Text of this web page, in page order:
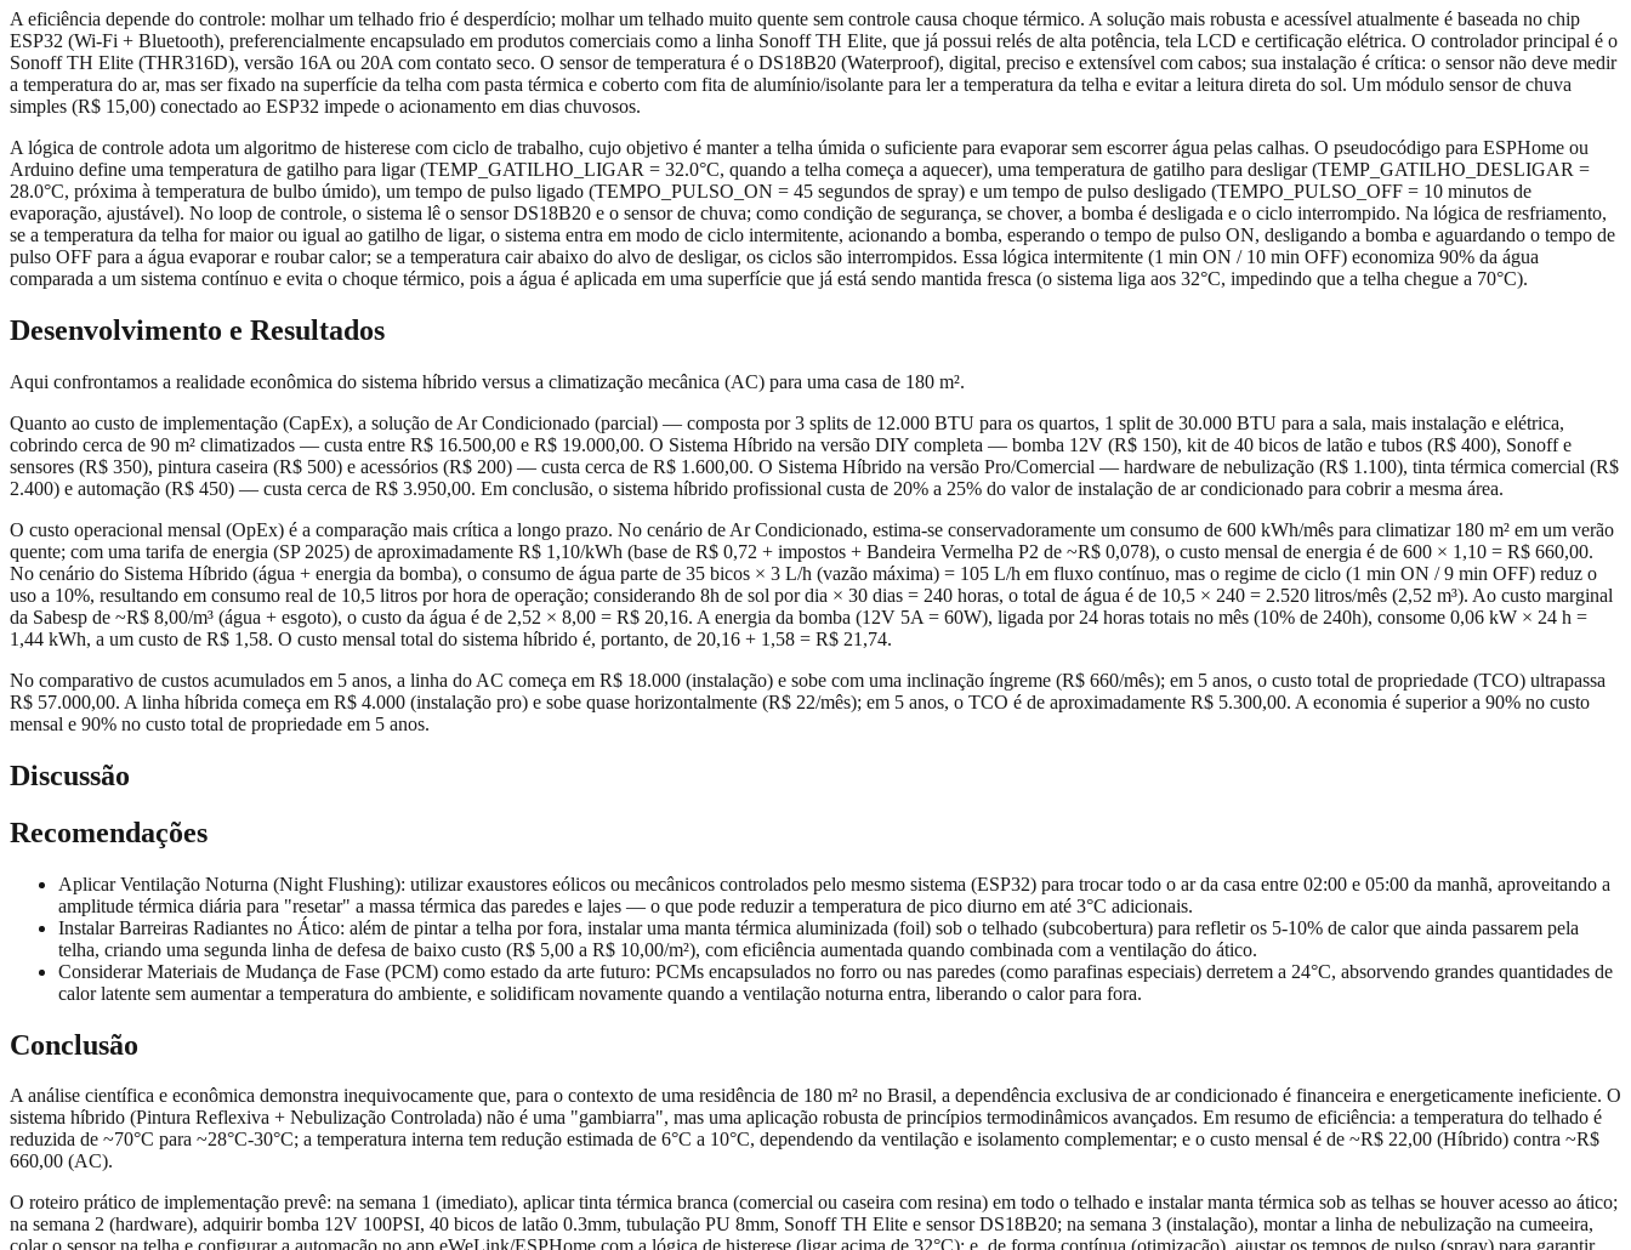
A eficiência depende do controle: molhar um telhado frio é desperdício; molhar um telhado muito quente sem controle causa choque térmico. A solução mais robusta e acessível atualmente é baseada no chip
ESP32 (Wi-Fi + Bluetooth), preferencialmente encapsulado em produtos comerciais como a linha Sonoff TH Elite, que já possui relés de alta potência, tela LCD e certificação elétrica. O controlador principal é o
Sonoff TH Elite (THR316D), versão 16A ou 20A com contato seco. O sensor de temperatura é o DS18B20 (Waterproof), digital, preciso e extensível com cabos; sua instalação é crítica: o sensor não deve medir
a temperatura do ar, mas ser fixado na superfície da telha com pasta térmica e coberto com fita de alumínio/isolante para ler a temperatura da telha e evitar a leitura direta do sol. Um módulo sensor de chuva
simples (R$ 15,00) conectado ao ESP32 impede o acionamento em dias chuvosos.
A lógica de controle adota um algoritmo de histerese com ciclo de trabalho, cujo objetivo é manter a telha úmida o suficiente para evaporar sem escorrer água pelas calhas. O pseudocódigo para ESPHome ou
Arduino define uma temperatura de gatilho para ligar (TEMP_GATILHO_LIGAR = 32.0°C, quando a telha começa a aquecer), uma temperatura de gatilho para desligar (TEMP_GATILHO_DESLIGAR =
28.0°C, próxima à temperatura de bulbo úmido), um tempo de pulso ligado (TEMPO_PULSO_ON = 45 segundos de spray) e um tempo de pulso desligado (TEMPO_PULSO_OFF = 10 minutos de
evaporação, ajustável). No loop de controle, o sistema lê o sensor DS18B20 e o sensor de chuva; como condição de segurança, se chover, a bomba é desligada e o ciclo interrompido. Na lógica de resfriamento,
se a temperatura da telha for maior ou igual ao gatilho de ligar, o sistema entra em modo de ciclo intermitente, acionando a bomba, esperando o tempo de pulso ON, desligando a bomba e aguardando o tempo de
pulso OFF para a água evaporar e roubar calor; se a temperatura cair abaixo do alvo de desligar, os ciclos são interrompidos. Essa lógica intermitente (1 min ON / 10 min OFF) economiza 90% da água
comparada a um sistema contínuo e evita o choque térmico, pois a água é aplicada em uma superfície que já está sendo mantida fresca (o sistema liga aos 32°C, impedindo que a telha chegue a 70°C).
Desenvolvimento e Resultados
Aqui confrontamos a realidade econômica do sistema híbrido versus a climatização mecânica (AC) para uma casa de 180 m².
Quanto ao custo de implementação (CapEx), a solução de Ar Condicionado (parcial) — composta por 3 splits de 12.000 BTU para os quartos, 1 split de 30.000 BTU para a sala, mais instalação e elétrica,
cobrindo cerca de 90 m² climatizados — custa entre R$ 16.500,00 e R$ 19.000,00. O Sistema Híbrido na versão DIY completa — bomba 12V (R$ 150), kit de 40 bicos de latão e tubos (R$ 400), Sonoff e
sensores (R$ 350), pintura caseira (R$ 500) e acessórios (R$ 200) — custa cerca de R$ 1.600,00. O Sistema Híbrido na versão Pro/Comercial — hardware de nebulização (R$ 1.100), tinta térmica comercial (R$
2.400) e automação (R$ 450) — custa cerca de R$ 3.950,00. Em conclusão, o sistema híbrido profissional custa de 20% a 25% do valor de instalação de ar condicionado para cobrir a mesma área.
O custo operacional mensal (OpEx) é a comparação mais crítica a longo prazo. No cenário de Ar Condicionado, estima-se conservadoramente um consumo de 600 kWh/mês para climatizar 180 m² em um verão
quente; com uma tarifa de energia (SP 2025) de aproximadamente R$ 1,10/kWh (base de R$ 0,72 + impostos + Bandeira Vermelha P2 de ~R$ 0,078), o custo mensal de energia é de 600 × 1,10 = R$ 660,00.
No cenário do Sistema Híbrido (água + energia da bomba), o consumo de água parte de 35 bicos × 3 L/h (vazão máxima) = 105 L/h em fluxo contínuo, mas o regime de ciclo (1 min ON / 9 min OFF) reduz o
uso a 10%, resultando em consumo real de 10,5 litros por hora de operação; considerando 8h de sol por dia × 30 dias = 240 horas, o total de água é de 10,5 × 240 = 2.520 litros/mês (2,52 m³). Ao custo marginal
da Sabesp de ~R$ 8,00/m³ (água + esgoto), o custo da água é de 2,52 × 8,00 = R$ 20,16. A energia da bomba (12V 5A = 60W), ligada por 24 horas totais no mês (10% de 240h), consome 0,06 kW × 24 h =
1,44 kWh, a um custo de R$ 1,58. O custo mensal total do sistema híbrido é, portanto, de 20,16 + 1,58 = R$ 21,74.
No comparativo de custos acumulados em 5 anos, a linha do AC começa em R$ 18.000 (instalação) e sobe com uma inclinação íngreme (R$ 660/mês); em 5 anos, o custo total de propriedade (TCO) ultrapassa
R$ 57.000,00. A linha híbrida começa em R$ 4.000 (instalação pro) e sobe quase horizontalmente (R$ 22/mês); em 5 anos, o TCO é de aproximadamente R$ 5.300,00. A economia é superior a 90% no custo
mensal e 90% no custo total de propriedade em 5 anos.
Discussão
Recomendações
Aplicar Ventilação Noturna (Night Flushing): utilizar exaustores eólicos ou mecânicos controlados pelo mesmo sistema (ESP32) para trocar todo o ar da casa entre 02:00 e 05:00 da manhã, aproveitando a
amplitude térmica diária para "resetar" a massa térmica das paredes e lajes — o que pode reduzir a temperatura de pico diurno em até 3°C adicionais.
Instalar Barreiras Radiantes no Ático: além de pintar a telha por fora, instalar uma manta térmica aluminizada (foil) sob o telhado (subcobertura) para refletir os 5-10% de calor que ainda passarem pela
telha, criando uma segunda linha de defesa de baixo custo (R$ 5,00 a R$ 10,00/m²), com eficiência aumentada quando combinada com a ventilação do ático.
Considerar Materiais de Mudança de Fase (PCM) como estado da arte futuro: PCMs encapsulados no forro ou nas paredes (como parafinas especiais) derretem a 24°C, absorvendo grandes quantidades de
calor latente sem aumentar a temperatura do ambiente, e solidificam novamente quando a ventilação noturna entra, liberando o calor para fora.
Conclusão
A análise científica e econômica demonstra inequivocamente que, para o contexto de uma residência de 180 m² no Brasil, a dependência exclusiva de ar condicionado é financeira e energeticamente ineficiente. O
sistema híbrido (Pintura Reflexiva + Nebulização Controlada) não é uma "gambiarra", mas uma aplicação robusta de princípios termodinâmicos avançados. Em resumo de eficiência: a temperatura do telhado é
reduzida de ~70°C para ~28°C-30°C; a temperatura interna tem redução estimada de 6°C a 10°C, dependendo da ventilação e isolamento complementar; e o custo mensal é de ~R$ 22,00 (Híbrido) contra ~R$
660,00 (AC).
O roteiro prático de implementação prevê: na semana 1 (imediato), aplicar tinta térmica branca (comercial ou caseira com resina) em todo o telhado e instalar manta térmica sob as telhas se houver acesso ao ático;
na semana 2 (hardware), adquirir bomba 12V 100PSI, 40 bicos de latão 0.3mm, tubulação PU 8mm, Sonoff TH Elite e sensor DS18B20; na semana 3 (instalação), montar a linha de nebulização na cumeeira,